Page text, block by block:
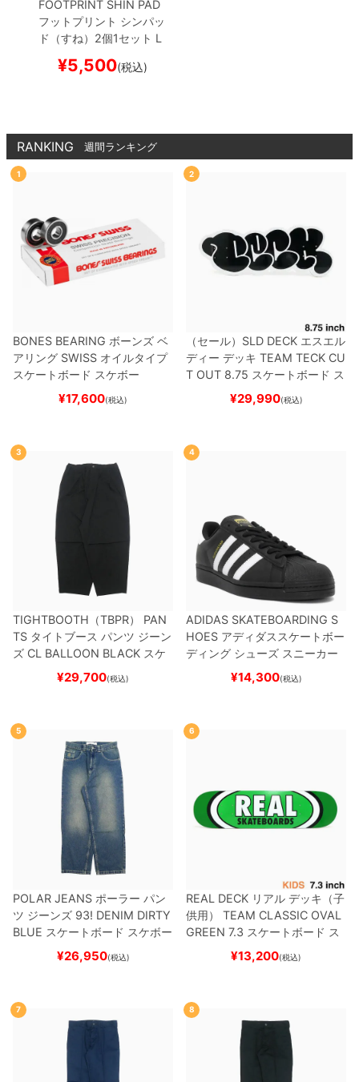
FOOTPRINT SHIN PAD
フットプリント シンパッ
ド（すね）2個1セット L
EVES SHINプロテクタ
¥5,500(税込)
RANKING 週間ランキング
1
BONES BEARING ボーンズ ベ
アリング SWISS オイルタイプ
スケートボード スケボー
¥17,600(税込)
2
（セール） SLD DECK エスエル
ディー デッキ TEAM TECK CU
T OUT 8.75 スケートボード ス
¥29,990(税込)
3
TIGHTBOOTH（TBPR） PAN
TS タイトブース パンツ ジーン
ズ CL BALLOON BLACK スケ
ートボード スケボー
¥29,700(税込)
4
ADIDAS SKATEBOARDING S
HOES アディダススケートボー
ディング シューズ スニーカー
スーパースター SUPERSTAR A
BLACK/WHITE/WHITE
ー
¥14,300(税込)
5
POLAR JEANS ポーラー パン
ツ ジーンズ 93! DENIM DIRTY
BLUE スケートボード スケボー
¥26,950(税込)
6
REAL DECK リアル デッキ（子
供用）
TEAM CLASSIC OVAL
GREEN 7.3 スケートボード ス
¥13,200(税込)
7 8